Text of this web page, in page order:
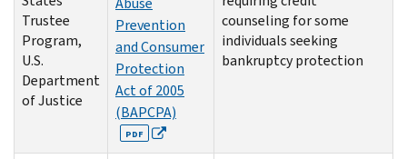
Trustee
Program,
U.S.
Department
of Justice
Prevention
and Consumer
Protection
Act of 2005
(BAPCPA)
PDF
counseling for some
individuals seeking
bankruptcy protection